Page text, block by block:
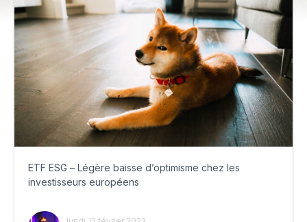
ETF ESG – Légère baisse d’optimisme chez les
investisseurs européens